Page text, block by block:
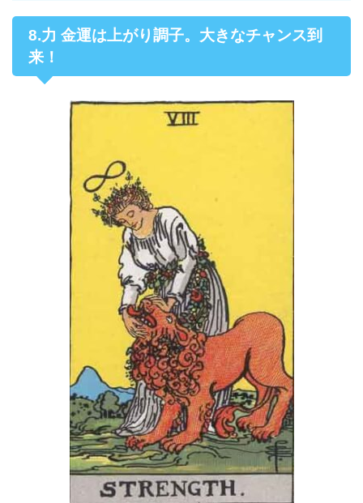
8.力 金運は上がり調子。大きなチャンス到
来！